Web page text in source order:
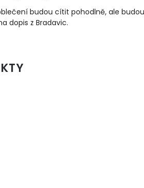
budou cítit pohodlně, ale budou
dopis z Bradavic.